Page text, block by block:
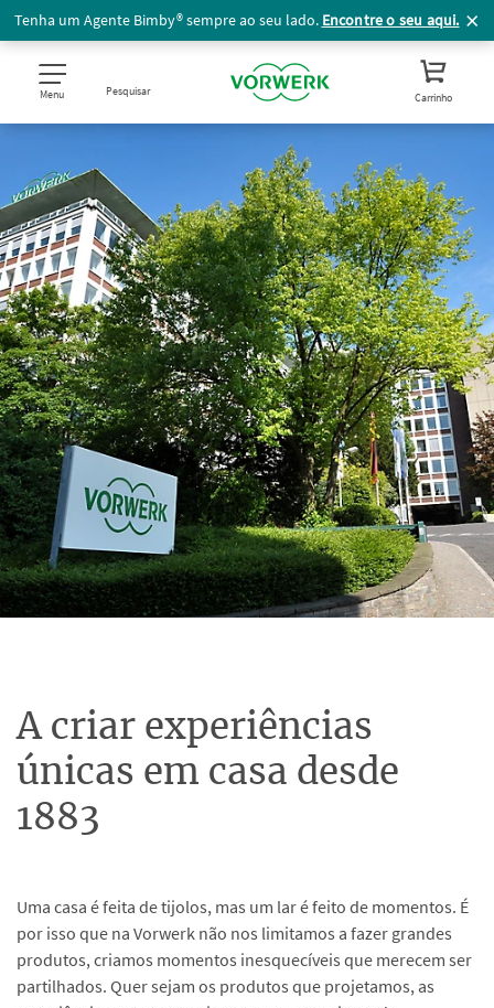
Tenha um Agente Bimby® sempre ao seu lado. Encontre o seu aqui.
Menu Pesquisar Carrinho
A criar experiências
únicas em casa desde
1883
Uma casa é feita de tijolos, mas um lar é feito de momentos. É
por isso que na Vorwerk não nos limitamos a fazer grandes
produtos, criamos momentos inesquecíveis que merecem ser
partilhados. Quer sejam os produtos que projetamos, as